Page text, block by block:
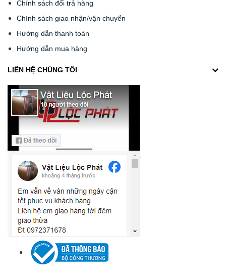
Chính sách đổi trả hàng
Chính sách giao nhận/vận chuyển
Hướng dẫn thanh toán
Hướng dẫn mua hàng
LIÊN HỆ CHÚNG TÔI
'